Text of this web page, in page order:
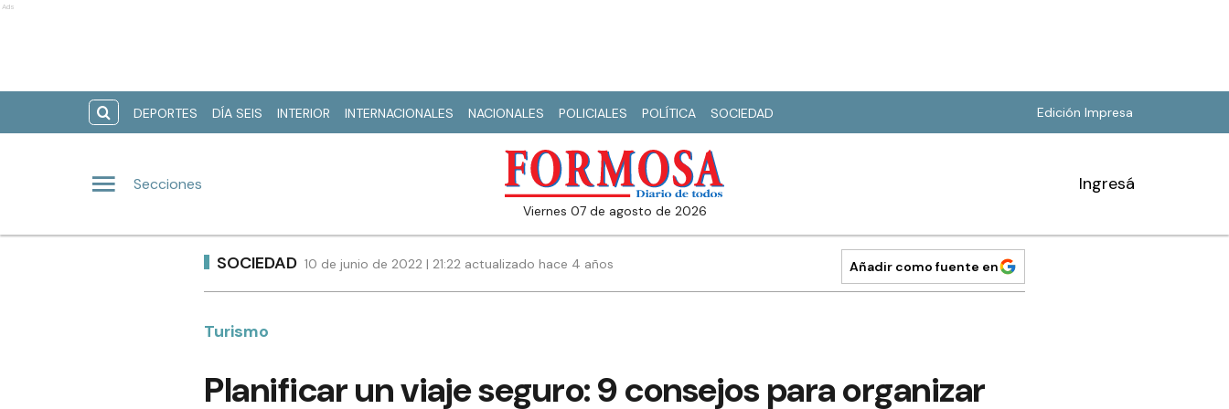
Ads
DEPORTES DÍA SEIS INTERIOR INTERNACIONALES NACIONALES POLICIALES POLÍTICA SOCIEDAD Edición Impresa
Secciones
viernes 07 de agosto de 2026
Ingresá
SOCIEDAD 10 de junio de 2022 | 21:22 actualizado hace 4 años Añadir como fuente en
Turismo
Planificar un viaje seguro: 9 consejos para organizar